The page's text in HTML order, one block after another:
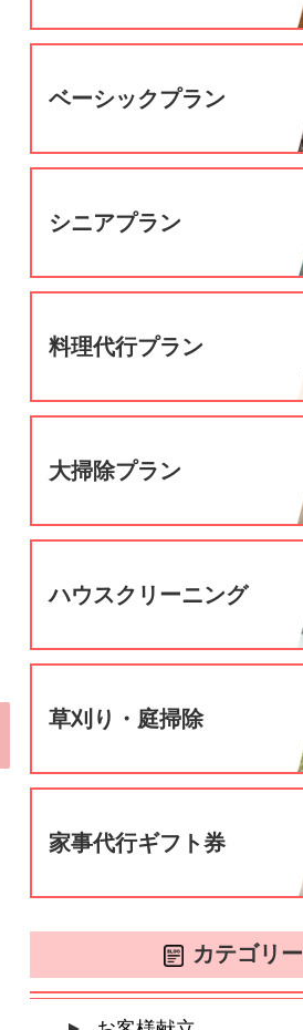
ベーシックプラン
シニアプラン
料理代行プラン
大掃除プラン
ハウスクリーニング
草刈り・庭掃除
家事代行ギフト券
カテゴリー